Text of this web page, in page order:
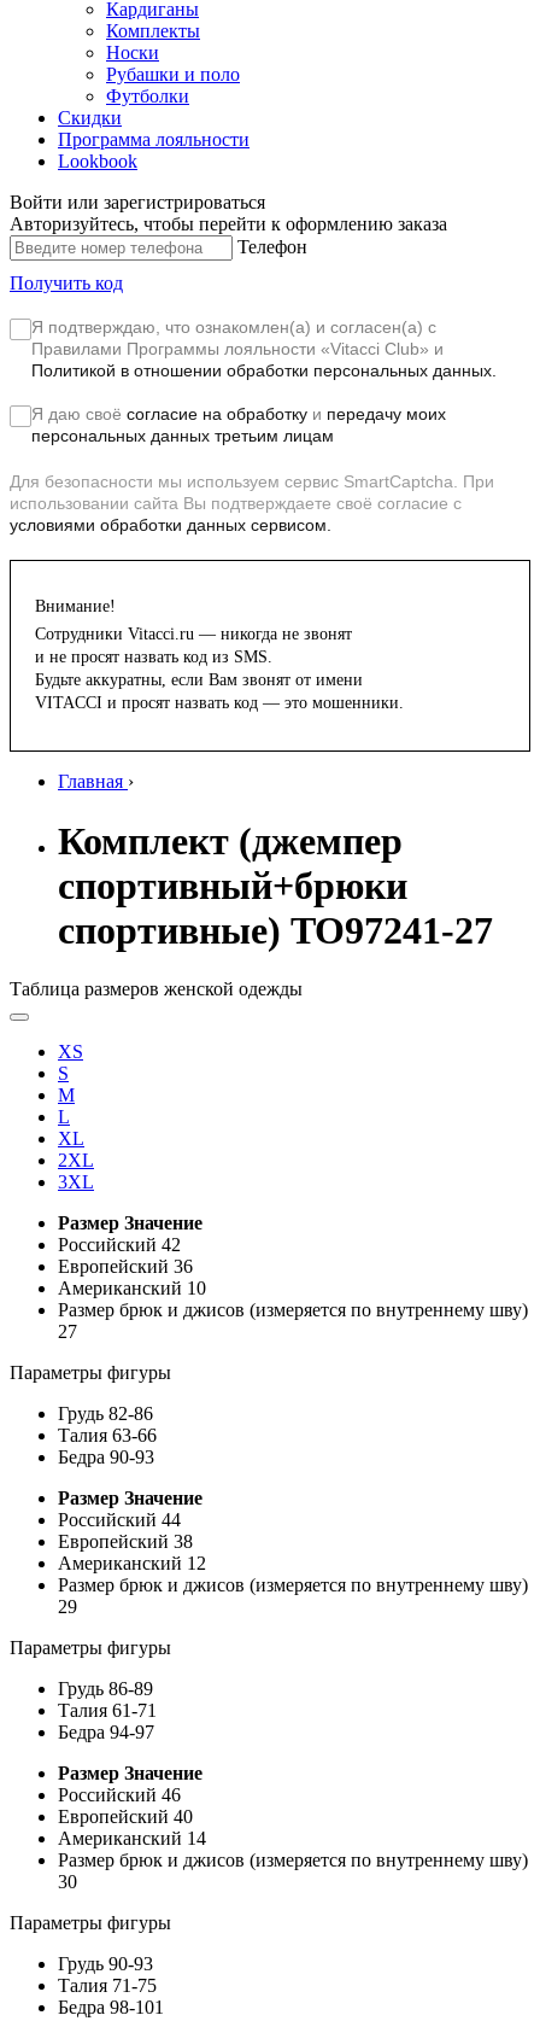
Кардиганы
Комплекты
Носки
Рубашки и поло
Футболки
Скидки
Программа лояльности
Lookbook
Войти или зарегистрироваться
Авторизуйтесь, чтобы перейти к оформлению заказа
Телефон
Получить код
Я подтверждаю, что ознакомлен(а) и согласен(а) с
Правилами Программы лояльности «Vitacci Club» и
Политикой в отношении обработки персональных данных.
Я даю своё согласие на обработку и передачу моих
персональных данных третьим лицам
Для безопасности мы используем сервис SmartCaptcha. При
использовании сайта Вы подтверждаете своё согласие с
условиями обработки данных сервисом.
Внимание!
Сотрудники Vitacci.ru — никогда не звонят
и не просят назвать код из SMS.
Будьте аккуратны, если Вам звонят от имени
VITACCI и просят назвать код — это мошенники.
Главная ›
Комплект (джемпер
спортивный+брюки
спортивные) TO97241-27
Таблица размеров женской одежды
XS
S
M
L
XL
2XL
3XL
Размер Значение
Российский 42
Европейский 36
Американский 10
Размер брюк и джисов (измеряется по внутреннему шву)
27
Параметры фигуры
Грудь 82-86
Талия 63-66
Бедра 90-93
Размер Значение
Российский 44
Европейский 38
Американский 12
Размер брюк и джисов (измеряется по внутреннему шву)
29
Параметры фигуры
Грудь 86-89
Талия 61-71
Бедра 94-97
Размер Значение
Российский 46
Европейский 40
Американский 14
Размер брюк и джисов (измеряется по внутреннему шву)
30
Параметры фигуры
Грудь 90-93
Талия 71-75
Бедра 98-101